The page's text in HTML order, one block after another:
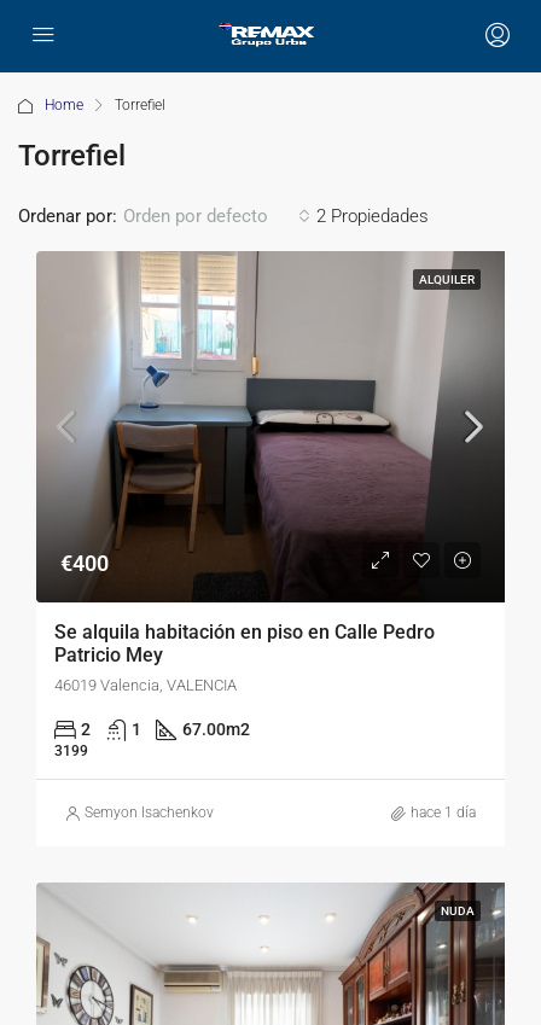
Home Torrefiel
Torrefiel
2 Propiedades
Ordenar por: Orden por defecto
ALQUILER
€400
Se alquila habitación en piso en Calle Pedro
Patricio Mey
46019 Valencia, VALENCIA
2 1 67.00m2
3199
Semyon Isachenkov hace 1 día
NUDA